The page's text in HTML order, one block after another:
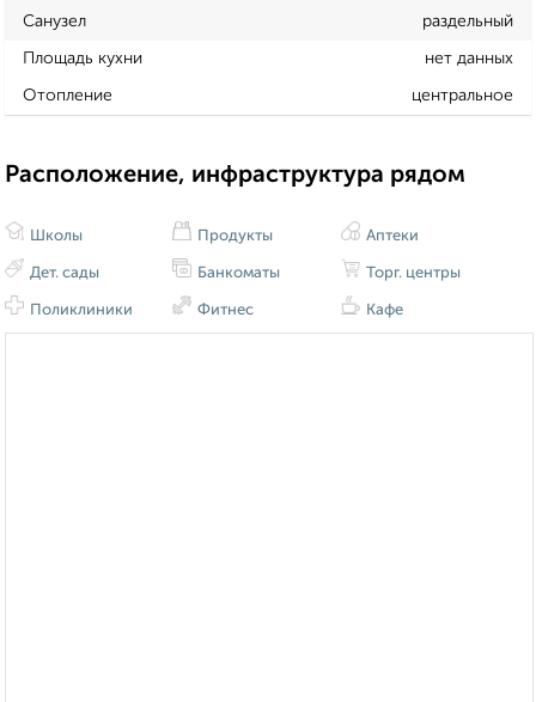
Санузел раздельный
Площадь кухни нет данных
Отопление центральное
Расположение, инфраструктура рядом
Школы
Дет. сады
Поликлиники
Продукты
Банкоматы
Фитнес
Аптеки
Торг. центры
Кафе